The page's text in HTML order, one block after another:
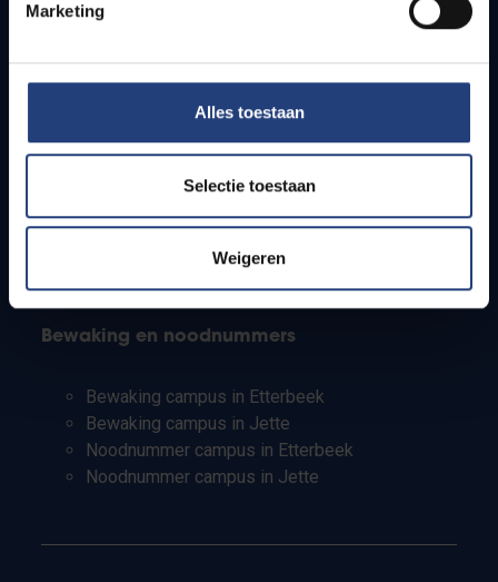
Marketing
Alles toestaan
Selectie toestaan
Weigeren
Studenten
PhD-studenten
Leerkrachten en secundaire scholen
Bewaking en noodnummers
Bewaking campus in Etterbeek
Bewaking campus in Jette
Noodnummer campus in Etterbeek
Noodnummer campus in Jette